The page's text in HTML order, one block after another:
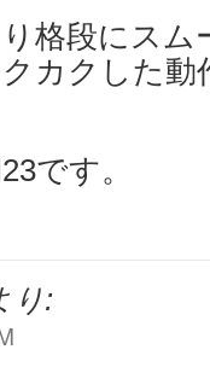
格段にス
カクした
です。
り: